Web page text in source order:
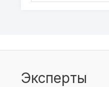
Эксперты